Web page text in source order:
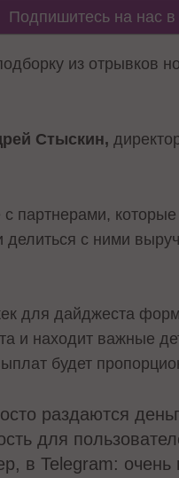
Подпишитесь на нас в
из отрывков
Стыскин,
партнерами,
с ними
для дайджеста
и находит важные
будет
раздаются
для
в Telegram: